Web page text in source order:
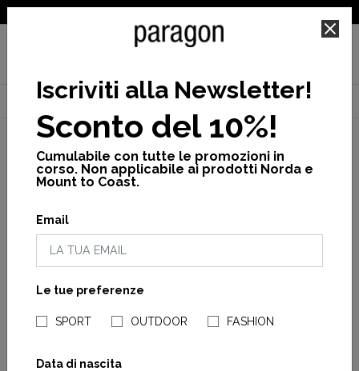
NEGOZI PARAGONSHOP
Home Brand Ciele Cross Saldi
Accessori
Abbigliamento
Genere
Man
CIELE
side
CIELE
Iscriviti alla Newsletter!
Sconto del 10%!
Cumulabile con tutte le promozioni in
corso. Non applicabile ai prodotti Norda e
Mount to Coast.
Email
Le tue preferenze
SPORT OUTDOOR FASHION
Data di nascita